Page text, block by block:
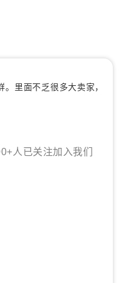
里面不乏很多大卖家，
注加入我们